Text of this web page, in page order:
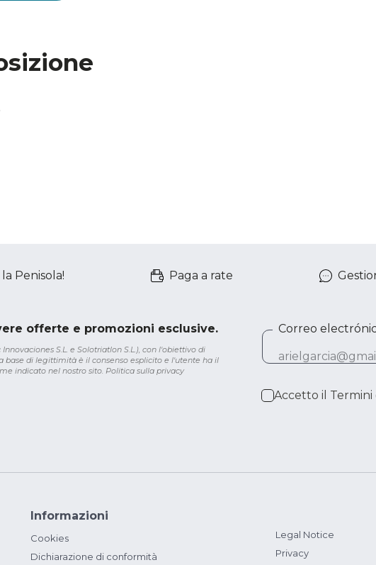
Penisola! Paga a rate
offerte e promozioni esclusive.
S.L. e Solotriatlon S.L.), con l'obiettivo di
di legittimità è il consenso esplicito e l'utente ha il
indicato nel nostro sito. Politica sulla privacy
Correo
Accetto il Termini
Informazioni
Cookies
Dichiarazione di conformità
Legal Notice
Privacy